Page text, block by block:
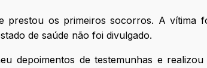
prestou os primeiros socorros. A vítima
de saúde não foi divulgado.
depoimentos de testemunhas e